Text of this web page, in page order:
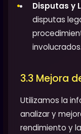
Disputas y
disputas
involucrados.
3.3 Mejora
Utilizamos la
analizar y
rendimiento y